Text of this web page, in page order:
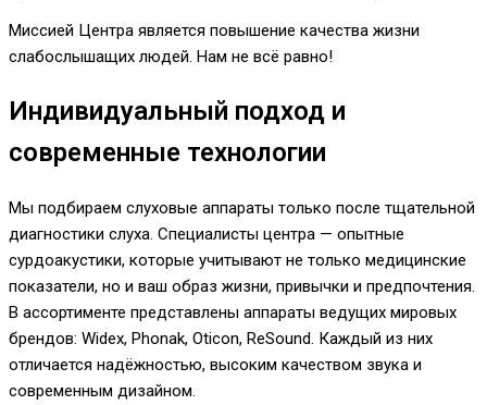
Миссией Центра является повышение качества жизни
слабослышащих людей. Нам не всё равно!
Индивидуальный подход и
современные технологии
Мы подбираем слуховые аппараты только после тщательной
диагностики слуха. Специалисты центра — опытные
сурдоакустики, которые учитывают не только медицинские
показатели, но и ваш образ жизни, привычки и предпочтения.
В ассортименте представлены аппараты ведущих мировых
брендов: Widex, Phonak, Oticon, ReSound. Каждый из них
отличается надёжностью, высоким качеством звука и
современным дизайном.